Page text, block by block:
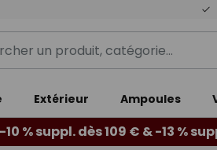
Extérieur Ampoules
-10 % suppl. dès 109 € & -13 %